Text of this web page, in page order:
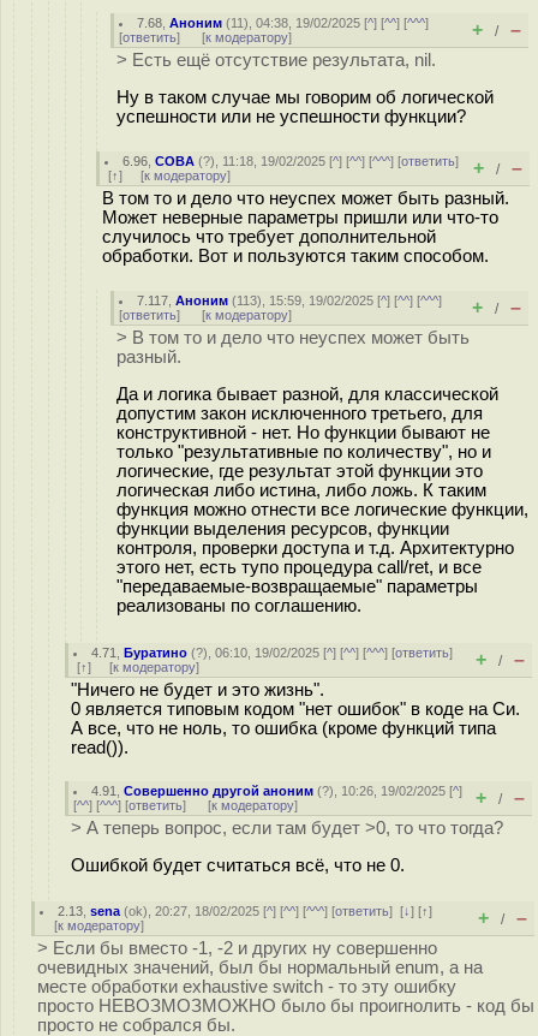
7.68 ,Аноним (11), 04:38, 19/02/2025 [^] [^^] [^^^]
[ответить] [к модератору] + / –
> Есть ещё отсутствие результата, nil.
Ну в таком случае мы говорим об логической
успешности или не успешности функции?
6.96 ,COBA (?), 11:18, 19/02/2025 [^] [^^] [^^^] [ответить]
[↑] [к модератору] + / –
В том то и дело что неуспех может быть разный.
Может неверные параметры пришли или что-то
случилось что требует дополнительной
обработки. Вот и пользуются таким способом.
7.117 ,Аноним (113), 15:59, 19/02/2025 [^] [^^] [^^^]
[ответить] [к модератору] + / –
> В том то и дело что неуспех может быть
разный.
Да и логика бывает разной, для классической
допустим закон исключенного третьего, для
конструктивной - нет. Но функции бывают не
только "результативные по количеству", но и
логические, где результат этой функции это
логическая либо истина, либо ложь. К таким
функция можно отнести все логические функции,
функции выделения ресурсов, функции
контроля, проверки доступа и т.д. Архитектурно
этого нет, есть тупо процедура call/ret, и все
"передаваемые-возвращаемые" параметры
реализованы по соглашению.
4.71 ,Буратино (?), 06:10, 19/02/2025 [^] [^^] [^^^] [ответить]
[↑] [к модератору] + / –
"Ничего не будет и это жизнь".
0 является типовым кодом "нет ошибок" в коде на Си.
А все, что не ноль, то ошибка (кроме функций типа
read()).
4.91 ,Совершенно другой аноним (?), 10:26, 19/02/2025 [^]
[^^] [^^^] [ответить] [к модератору] + / –
> А теперь вопрос, если там будет >0, то что тогда?
Ошибкой будет считаться всё, что не 0.
2.13 ,sena (ok), 20:27, 18/02/2025 [^] [^^] [^^^] [ответить][↓] [↑]
[к модератору] + / –
> Если бы вместо -1, -2 и других ну совершенно
очевидных значений, был бы нормальный enum, а на
месте обработки exhaustive switch - то эту ошибку
просто НЕВОЗМОЗМОЖНО было бы проигнолить - код бы
просто не собрался бы.